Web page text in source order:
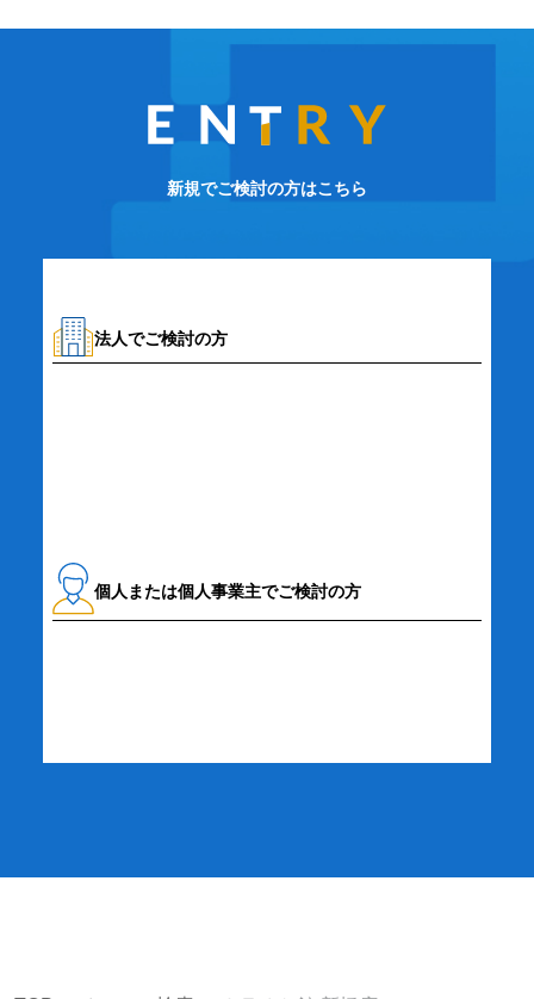
新規でご検討の方はこちら
法人でご検討の方
個人または個人事業主でご検討の方